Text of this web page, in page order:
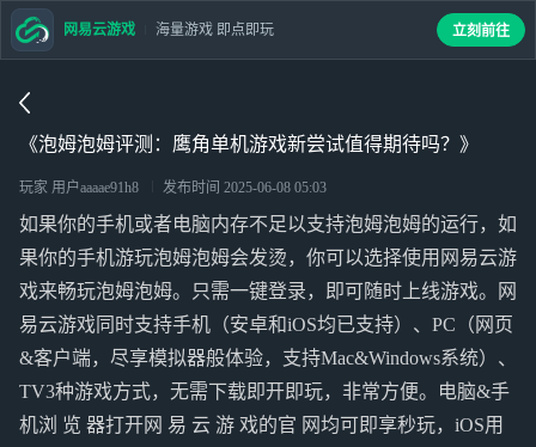
《泡姆泡姆评测：鹰角单机游戏新尝试值得期待吗？》
玩家 用户aaaae91h8 发布时间 2025-06-08 05:03
如果你的手机或者电脑内存不足以支持泡姆泡姆的运行，如
果你的手机游玩泡姆泡姆会发烫，你可以选择使用网易云游
戏来畅玩泡姆泡姆。只需一键登录，即可随时上线游戏。网
易云游戏同时支持手机（安卓和iOS均已支持）、PC（网页
&客户端，尽享模拟器般体验，支持Mac&Windows系统）、
TV3种游戏方式，无需下载即开即玩，非常方便。电脑&手
机浏 览 器打开网 易 云 游 戏的官 网均可即享秒玩，iOS用
网易云游戏 海量游戏 即点即玩 立刻前往